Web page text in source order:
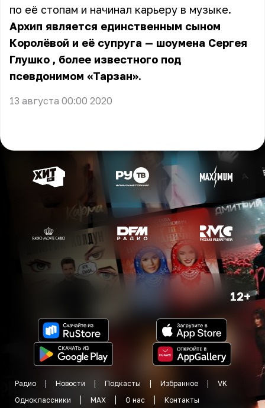
по её стопам и начинал карьеру в музыке.
Архип является единственным сыном
Королёвой и её супруга — шоумена Сергея
Глушко , более известного под
псевдонимом «Тарзан».
13 августа 00:00 2020
12+
Радио Новости Подкасты Избранное
VK
Одноклассники
MAX О нас Контакты